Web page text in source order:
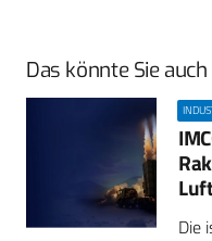
Das könnte Sie
Die